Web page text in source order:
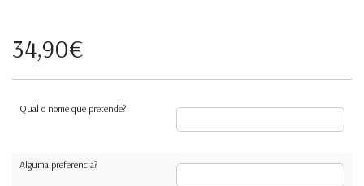
34,90€
Qual o nome que pretende?
Alguma preferencia?